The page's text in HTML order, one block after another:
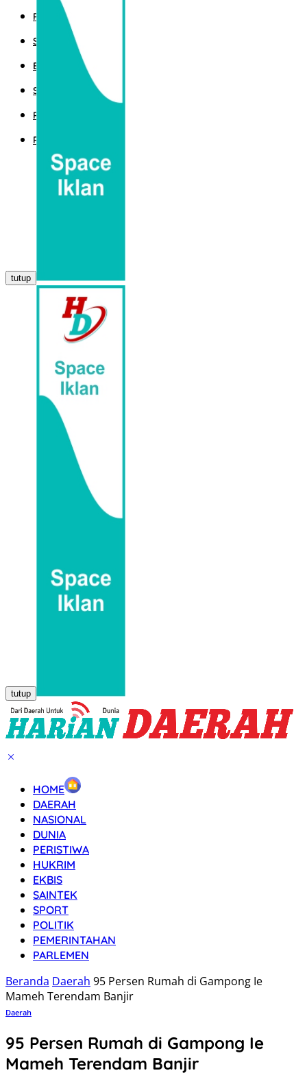
POLITIK
SPORT
EKBIS
SAINTEK
PEMERINTAHAN
PARLEMEN
tutup
tutup
HOME
DAERAH
NASIONAL
DUNIA
PERISTIWA
HUKRIM
EKBIS
SAINTEK
SPORT
POLITIK
PEMERINTAHAN
PARLEMEN
Beranda Daerah 95 Persen Rumah di Gampong Ie
Mameh Terendam Banjir
Daerah
95 Persen Rumah di Gampong Ie
Mameh Terendam Banjir